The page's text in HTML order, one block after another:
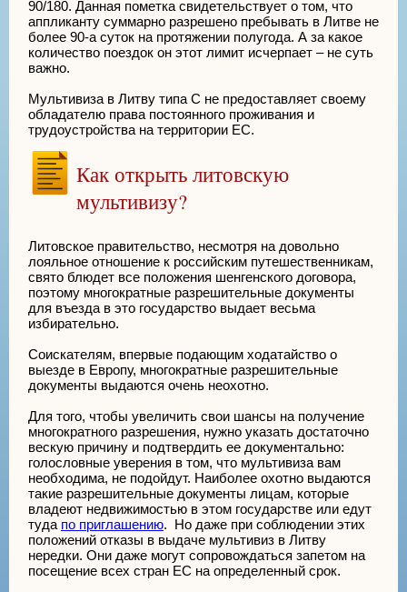
90/180. Данная пометка свидетельствует о том, что
аппликанту суммарно разрешено пребывать в Литве не
более 90-а суток на протяжении полугода. А за какое
количество поездок он этот лимит исчерпает – не суть
важно.
Мультивиза в Литву типа С не предоставляет своему
обладателю права постоянного проживания и
трудоустройства на территории ЕС.
Как открыть литовскую
мультивизу?
Литовское правительство, несмотря на довольно
лояльное отношение к российским путешественникам,
свято блюдет все положения шенгенского договора,
поэтому многократные разрешительные документы
для въезда в это государство выдает весьма
избирательно.
Соискателям, впервые подающим ходатайство о
выезде в Европу, многократные разрешительные
документы выдаются очень неохотно.
Для того, чтобы увеличить свои шансы на получение
многократного разрешения, нужно указать достаточно
вескую причину и подтвердить ее документально:
голословные уверения в том, что мультивиза вам
необходима, не подойдут. Наиболее охотно выдаются
такие разрешительные документы лицам, которые
владеют недвижимостью в этом государстве или едут
туда по приглашению. Но даже при соблюдении этих
положений отказы в выдаче мультивиз в Литву
нередки. Они даже могут сопровождаться запетом на
посещение всех стран ЕС на определенный срок.